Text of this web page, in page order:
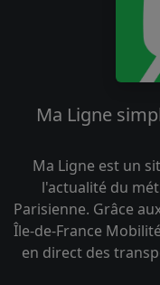
Ma Ligne
Ma Ligne est un
l'actualité du
Parisienne. Grâce
Île-de-France
en direct des